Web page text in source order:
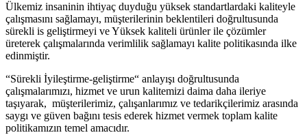
Ülkemiz insaninin ihtiyaç duyduğu yüksek standartlardaki kaliteyle
çalışmasını sağlamayı, müşterilerinin beklentileri doğrultusunda
sürekli is geliştirmeyi ve Yüksek kaliteli ürünler ile çözümler
üreterek çalışmalarında verimlilik sağlamayı kalite politikasında ilke
edinmiştir.
“Sürekli İyileştirme-geliştirme“ anlayışı doğrultusunda
çalışmalarımızı, hizmet ve urun kalitemizi daima daha ileriye
taşıyarak, müşterilerimiz, çalışanlarımız ve tedarikçilerimiz arasında
saygı ve güven bağını tesis ederek hizmet vermek toplam kalite
politikamızın temel amacıdır.